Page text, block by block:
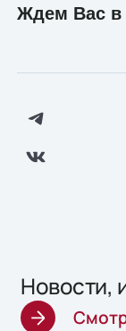
Ждем Вас в
Новости,